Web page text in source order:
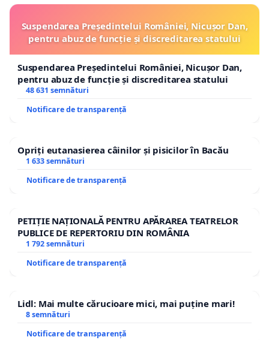
Suspendarea Președintelui României, Nicușor Dan,
pentru abuz de funcție și discreditarea statului
Suspendarea Președintelui României, Nicușor Dan,
pentru abuz de funcție și discreditarea statului
48 631 semnături
Notificare de transparență
Opriți eutanasierea câinilor și pisicilor în Bacău
1 633 semnături
Notificare de transparență
PETIȚIE NAȚIONALĂ PENTRU APĂRAREA TEATRELOR
PUBLICE DE REPERTORIU DIN ROMÂNIA
1 792 semnături
Notificare de transparență
Lidl: Mai multe cărucioare mici, mai puține mari!
8 semnături
Notificare de transparență